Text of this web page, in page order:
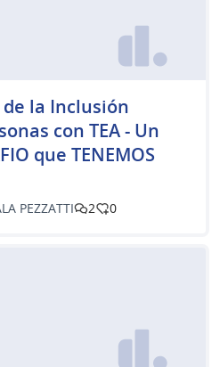
la Inclusión
con TEA - Un
que TENEMOS
PEZZATTI 2 0